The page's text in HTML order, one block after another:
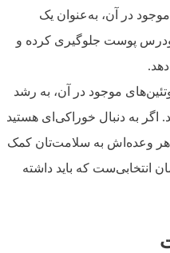
نیز معجزه می‌کند. ویتامین E موجود در آن، به‌عنوان یک
پوست جلوگیری کرده و
موجود در آن، به رشد
اگر به دنبال خوراکی‌ای هستید
وعده‌اش به سلامت‌تان کمک
انتخابی‌ست که باید داشته